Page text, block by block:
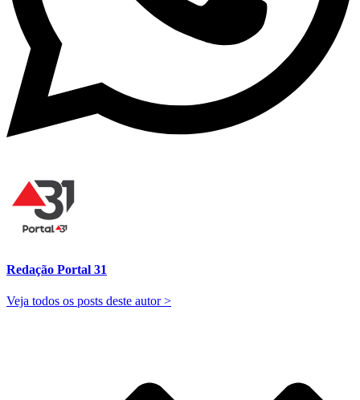
Redação Portal 31
Veja todos os posts deste autor >